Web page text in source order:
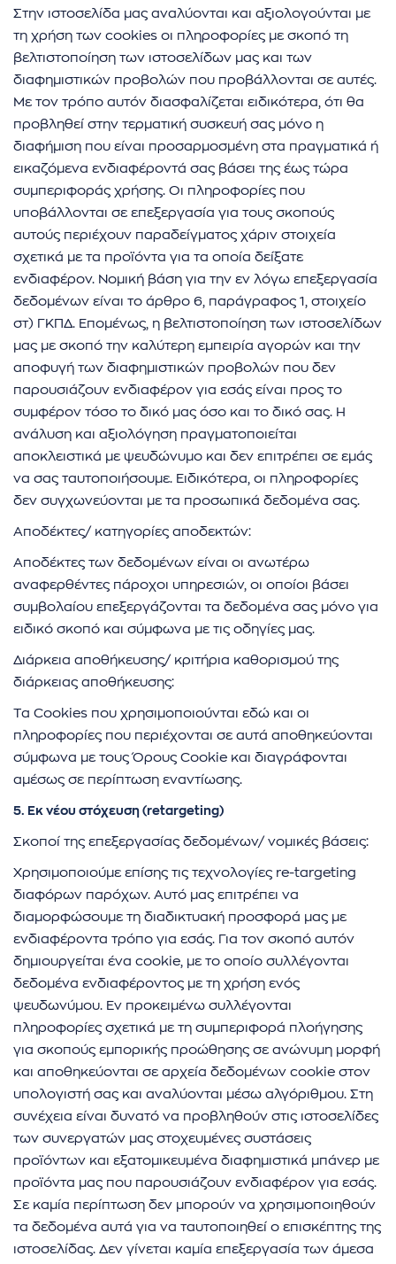
Στην ιστοσελίδα μας αναλύονται και αξιολογούνται με
τη χρήση των cookies οι πληροφορίες με σκοπό τη
βελτιστοποίηση των ιστοσελίδων μας και των
διαφημιστικών προβολών που προβάλλονται σε αυτές.
Με τον τρόπο αυτόν διασφαλίζεται ειδικότερα, ότι θα
προβληθεί στην τερματική συσκευή σας μόνο η
διαφήμιση που είναι προσαρμοσμένη στα πραγματικά ή
εικαζόμενα ενδιαφέροντά σας βάσει της έως τώρα
συμπεριφοράς χρήσης. Οι πληροφορίες που
υποβάλλονται σε επεξεργασία για τους σκοπούς
αυτούς περιέχουν παραδείγματος χάριν στοιχεία
σχετικά με τα προϊόντα για τα οποία δείξατε
ενδιαφέρον. Νομική βάση για την εν λόγω επεξεργασία
δεδομένων είναι το άρθρο 6, παράγραφος 1, στοιχείο
στ) ΓΚΠΔ. Επομένως, η βελτιστοποίηση των ιστοσελίδων
μας με σκοπό την καλύτερη εμπειρία αγορών και την
αποφυγή των διαφημιστικών προβολών που δεν
παρουσιάζουν ενδιαφέρον για εσάς είναι προς το
συμφέρον τόσο το δικό μας όσο και το δικό σας. Η
ανάλυση και αξιολόγηση πραγματοποιείται
αποκλειστικά με ψευδώνυμο και δεν επιτρέπει σε εμάς
να σας ταυτοποιήσουμε. Ειδικότερα, οι πληροφορίες
δεν συγχωνεύονται με τα προσωπικά δεδομένα σας.
Αποδέκτες/ κατηγορίες αποδεκτών:
Αποδέκτες των δεδομένων είναι οι ανωτέρω
αναφερθέντες πάροχοι υπηρεσιών, οι οποίοι βάσει
συμβολαίου επεξεργάζονται τα δεδομένα σας μόνο για
ειδικό σκοπό και σύμφωνα με τις οδηγίες μας.
Διάρκεια αποθήκευσης/ κριτήρια καθορισμού της
διάρκειας αποθήκευσης:
Τα Cookies που χρησιμοποιούνται εδώ και οι
πληροφορίες που περιέχονται σε αυτά αποθηκεύονται
σύμφωνα με τους Όρους Cookie και διαγράφονται
αμέσως σε περίπτωση εναντίωσης.
5. Εκ νέου στόχευση (retargeting)
Σκοποί της επεξεργασίας δεδομένων/ νομικές βάσεις:
Χρησιμοποιούμε επίσης τις τεχνολογίες re-targeting
διαφόρων παρόχων. Αυτό μας επιτρέπει να
διαμορφώσουμε τη διαδικτυακή προσφορά μας με
ενδιαφέροντα τρόπο για εσάς. Για τον σκοπό αυτόν
δημιουργείται ένα cookie, με το οποίο συλλέγονται
δεδομένα ενδιαφέροντος με τη χρήση ενός
ψευδωνύμου. Εν προκειμένω συλλέγονται
πληροφορίες σχετικά με τη συμπεριφορά πλοήγησης
για σκοπούς εμπορικής προώθησης σε ανώνυμη μορφή
και αποθηκεύονται σε αρχεία δεδομένων cookie στον
υπολογιστή σας και αναλύονται μέσω αλγόριθμου. Στη
συνέχεια είναι δυνατό να προβληθούν στις ιστοσελίδες
των συνεργατών μας στοχευμένες συστάσεις
προϊόντων και εξατομικευμένα διαφημιστικά μπάνερ με
προϊόντα μας που παρουσιάζουν ενδιαφέρον για εσάς.
Σε καμία περίπτωση δεν μπορούν να χρησιμοποιηθούν
τα δεδομένα αυτά για να ταυτοποιηθεί ο επισκέπτης της
ιστοσελίδας. Δεν γίνεται καμία επεξεργασία των άμεσα